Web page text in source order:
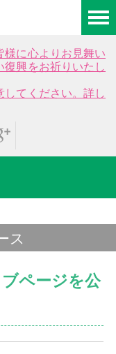
に心よりお見舞い
興をお祈りいたし
てください。詳し
ス
ページを公